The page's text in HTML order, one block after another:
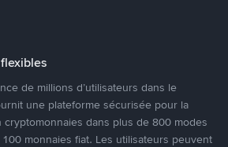
de millions d’utilisateurs dans le
une plateforme sécurisée pour la
cryptomonnaies dans plus de 800 modes
monnaies fiat. Les utilisateurs peuvent